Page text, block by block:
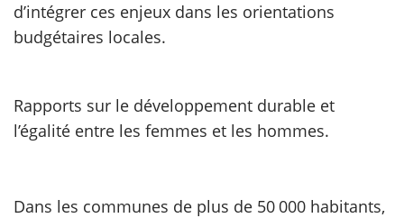
d’intégrer ces enjeux dans les orientations
budgétaires locales.
Rapports sur le développement durable et
l’égalité entre les femmes et les hommes.
Dans les communes de plus de 50 000 habitants,